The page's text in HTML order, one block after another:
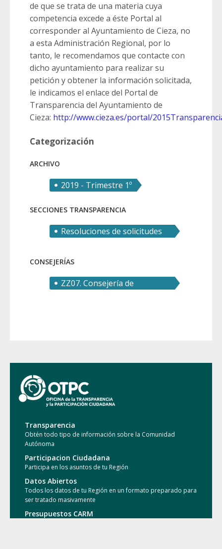
de que se trata de una materia cuya
competencia excede a éste Portal al
corresponder al Ayuntamiento de Cieza, no
a esta Administración Regional, por lo
tanto, le recomendamos que contacte con
dicho ayuntamiento para realizar su
petición y obtener la información solicitada,
le indicamos el enlace del Portal de
Transparencia del Ayuntamiento de
Cieza: http://www.cieza.es/portal/
Categorización
ARCHIVO
2019 - Trimestre 1º
SECCIONES TRANSPARENCIA
Resoluciones de solicitudes
CONSEJERÍAS
ZZ07. Consejería de
Transparencia
Obtén todo tipo de información sobre la Comunidad
Autónoma
Participacion Ciudadana
Participa en los asuntos de tu Región
Datos Abiertos
Todos los datos de tu Región en un formato preparado para
ser tratado masivamente
Presupuestos CARM